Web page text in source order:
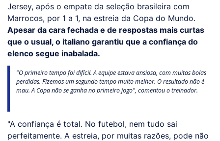
Jersey, após o empate da seleção brasileira com
Marrocos, por 1 a 1, na estreia da Copa do Mundo.
Apesar da cara fechada e de respostas mais curtas
que o usual, o italiano garantiu que a confiança do
elenco segue inabalada.
"O primeiro tempo foi difícil. A equipe estava ansiosa, com muitas bolas
perdidas. Fizemos um segundo tempo muito melhor. O resultado não é
mau. A Copa não se ganha no primeiro jogo", comentou o treinador.
"A confiança é total. No futebol, nem tudo sai
perfeitamente. A estreia, por muitas razões, pode não